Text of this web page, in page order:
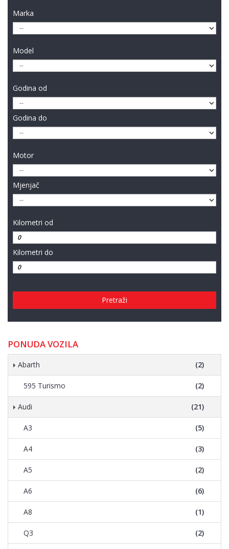
Marka
Model
Godina od
Godina do
Motor
Mjenjač
Kilometri od
Kilometri do
Pretraži
PONUDA VOZILA
Abarth (2)
595 Turismo (2)
Audi (21)
A3 (5)
A4 (3)
A5 (2)
A6 (6)
A8 (1)
Q3 (2)